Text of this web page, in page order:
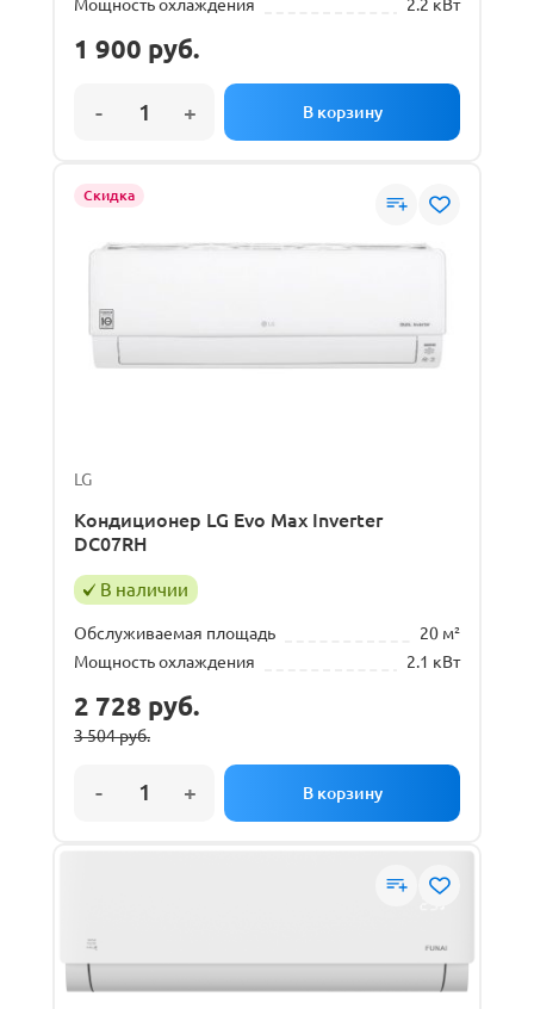
Мощность охлаждения 2.2 кВт
1 900 руб.
Скидка
LG
Кондиционер LG Evo Max Inverter
DC07RH
В наличии
Обслуживаемая площадь
20 м²
Мощность охлаждения
2.1 кВт
3 504руб.
Первоначальная
цена
2 728 руб.
цена: